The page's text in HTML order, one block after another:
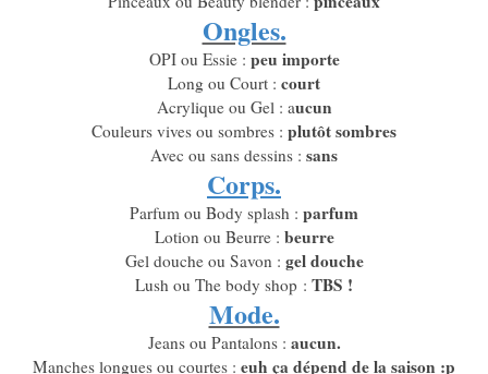
Ongles.
OPI ou Essie : peu importe
Long ou Court : court
Acrylique ou Gel : aucun
Couleurs vives ou sombres : plutôt sombres
Avec ou sans dessins : sans
Corps.
Parfum ou Body splash : parfum
Lotion ou Beurre : beurre
Gel douche ou Savon : gel douche
Lush ou The body shop : TBS !
Mode.
Jeans ou Pantalons : aucun.
Manches longues ou courtes : euh ça dépend de la saison :p